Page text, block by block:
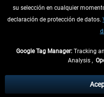
DESISTIR DEL CONTRATO
INFORMACIÓN
tasas de recepción
** De aplicación a envíos dentro
su selección en cualquier
declaración de protección de datos.
Google Tag Manager: Tracking
Analysis ,